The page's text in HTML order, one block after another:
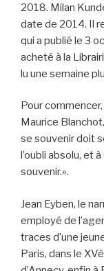
2018. Milan
date de 2014. Il
qui a publié le 3
acheté à la
lu une semaine
Pour
Maurice
se souvenir doit
l’oubli absolu, et
souvenir.».
Jean Eyben, le
employé de
traces d’une
Paris, dans le